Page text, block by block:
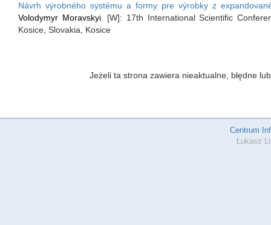
Návrh výrobného systému a formy pre výrobky z
Volodymyr Moravskyi. [W]: 17th International Scientific
Kosice, Slovakia, Kosice
Jeżeli ta strona zawiera nieaktualne, błędne
Centrum
Łukasz